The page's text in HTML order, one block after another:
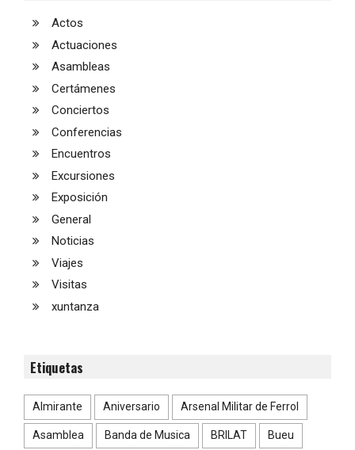
Actos
Actuaciones
Asambleas
Certámenes
Conciertos
Conferencias
Encuentros
Excursiones
Exposición
General
Noticias
Viajes
Visitas
xuntanza
Etiquetas
Almirante Aniversario Arsenal Militar de Ferrol
Asamblea Banda de Musica BRILAT Bueu